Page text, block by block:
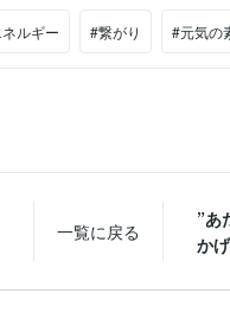
ルギー #繋がり #元気の
一覧に戻る
”あ
か